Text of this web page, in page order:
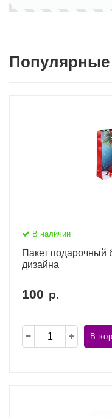
В наличии
Пакет подарочный
дизайна
100 р.
В